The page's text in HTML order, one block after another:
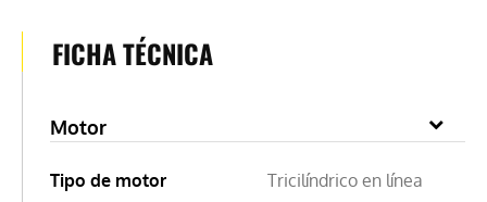
FICHA TÉCNICA
Motor
Tipo de motor
Tricilíndrico en línea